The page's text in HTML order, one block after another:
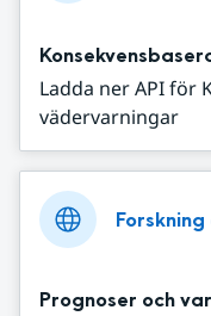
Ladda ner API för
vädervarningar
Prognoser och